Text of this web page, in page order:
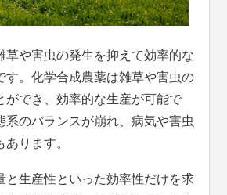
草や害虫の発生を抑えて効率的な
す。化学合成農薬は雑草や害虫の
ができ、効率的な生産が可能で
系のバランスが崩れ、病気や害虫
ります。
と生産性といった効率性だけを求